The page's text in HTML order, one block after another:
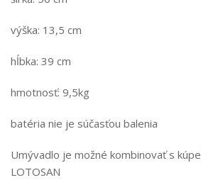
výška: 13,5 cm
hĺbka: 39 cm
hmotnosť: 9,5kg
batéria nie je súčasťou balenia
Umývadlo je možné kombinovať s
LOTOSAN